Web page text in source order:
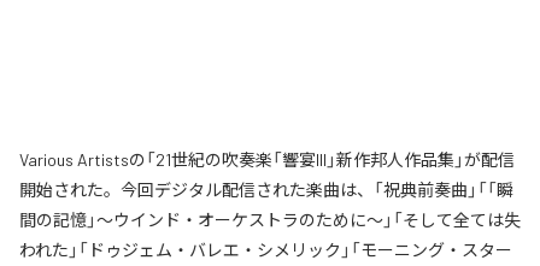
Various Artistsの「21世紀の吹奏楽「響宴III」新作邦人作品集」が配信
開始された。今回デジタル配信された楽曲は、「祝典前奏曲」「「瞬
間の記憶」～ウインド・オーケストラのために～」「そして全ては失
われた」「ドゥジェム・バレエ・シメリック」「モーニング・スター